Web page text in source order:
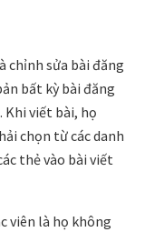
chỉnh sửa bài đăng
bất kỳ bài đăng
Khi viết bài, họ
chọn từ các danh
thẻ vào bài viết
viên là họ không